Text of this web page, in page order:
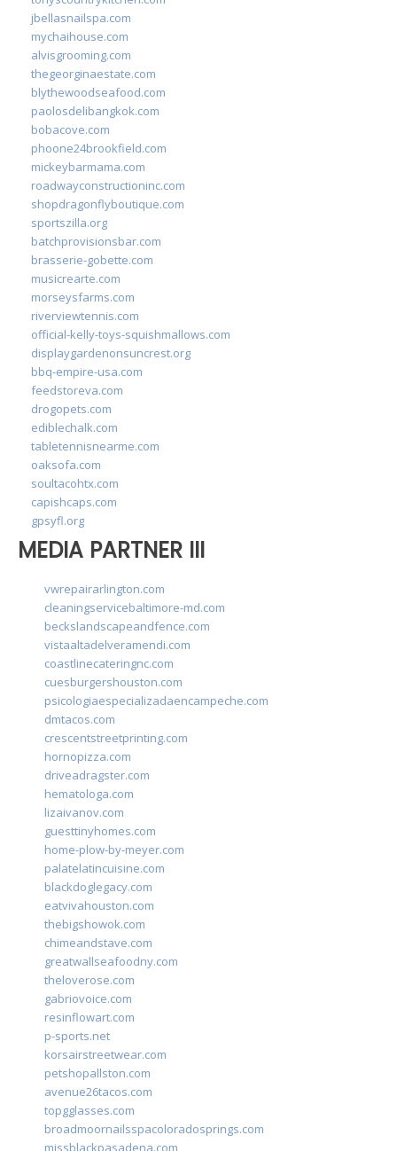
jbellasnailspa.com
mychaihouse.com
alvisgrooming.com
thegeorginaestate.com
blythewoodseafood.com
paolosdelibangkok.com
bobacove.com
phoone24brookfield.com
mickeybarmama.com
roadwayconstructioninc.com
shopdragonflyboutique.com
sportszilla.org
batchprovisionsbar.com
brasserie-gobette.com
musicrearte.com
morseysfarms.com
riverviewtennis.com
official-kelly-toys-squishmallows.com
displaygardenonsuncrest.org
bbq-empire-usa.com
feedstoreva.com
drogopets.com
ediblechalk.com
tabletennisnearme.com
oaksofa.com
soultacohtx.com
capishcaps.com
gpsyfl.org
MEDIA PARTNER III
vwrepairarlington.com
cleaningservicebaltimore-md.com
beckslandscapeandfence.com
vistaaltadelveramendi.com
coastlinecateringnc.com
cuesburgershouston.com
psicologiaespecializadaencampeche.com
dmtacos.com
crescentstreetprinting.com
hornopizza.com
driveadragster.com
hematologa.com
lizaivanov.com
guesttinyhomes.com
home-plow-by-meyer.com
palatelatincuisine.com
blackdoglegacy.com
eatvivahouston.com
thebigshowok.com
chimeandstave.com
greatwallseafoodny.com
theloverose.com
gabriovoice.com
resinflowart.com
p-sports.net
korsairstreetwear.com
petshopallston.com
avenue26tacos.com
topgglasses.com
broadmoornailsspacoloradosprings.com
missblackpasadena.com